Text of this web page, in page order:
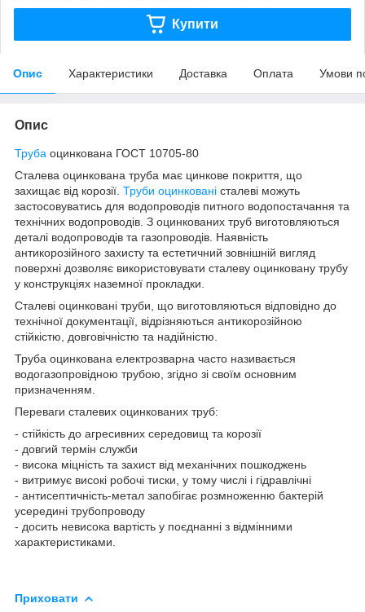
Купити
Опис Характеристики Доставка Оплата Умови
Опис
Труба оцинкована ГОСТ 10705-80
Сталева оцинкована труба має цинкове покриття, що
захищає від корозії. Труби оцинковані сталеві можуть
застосовуватись для водопроводів питного водопостачання та
технічних водопроводів. З оцинкованих труб виготовляються
деталі водопроводів та газопроводів. Наявність
антикорозійного захисту та естетичний зовнішній вигляд
поверхні дозволяє використовувати сталеву оцинковану трубу
у конструкціях наземної прокладки.
Сталеві оцинковані труби, що виготовляються відповідно до
технічної документації, відрізняються антикорозійною
стійкістю, довговічністю та надійністю.
Труба оцинкована електрозварна часто називається
водогазопровідною трубою, згідно зі своїм основним
призначенням.
Переваги сталевих оцинкованих труб:
- стійкість до агресивних середовищ та корозії
- довгий термін служби
- висока міцність та захист від механічних пошкоджень
- витримує високі робочі тиски, у тому числі і гідравлічні
- антисептичність-метал запобігає розмноженню бактерій
усередині трубопроводу
- досить невисока вартість у поєднанні з відмінними
характеристиками.
Приховати